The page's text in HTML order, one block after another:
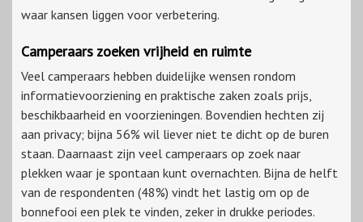
waar kansen liggen voor verbetering.
Camperaars zoeken vrijheid en ruimte
Veel camperaars hebben duidelijke wensen rondom
informatievoorziening en praktische zaken zoals prijs,
beschikbaarheid en voorzieningen. Bovendien hechten zij
aan privacy; bijna 56% wil liever niet te dicht op de buren
staan. Daarnaast zijn veel camperaars op zoek naar
plekken waar je spontaan kunt overnachten. Bijna de helft
van de respondenten (48%) vindt het lastig om op de
bonnefooi een plek te vinden, zeker in drukke periodes.